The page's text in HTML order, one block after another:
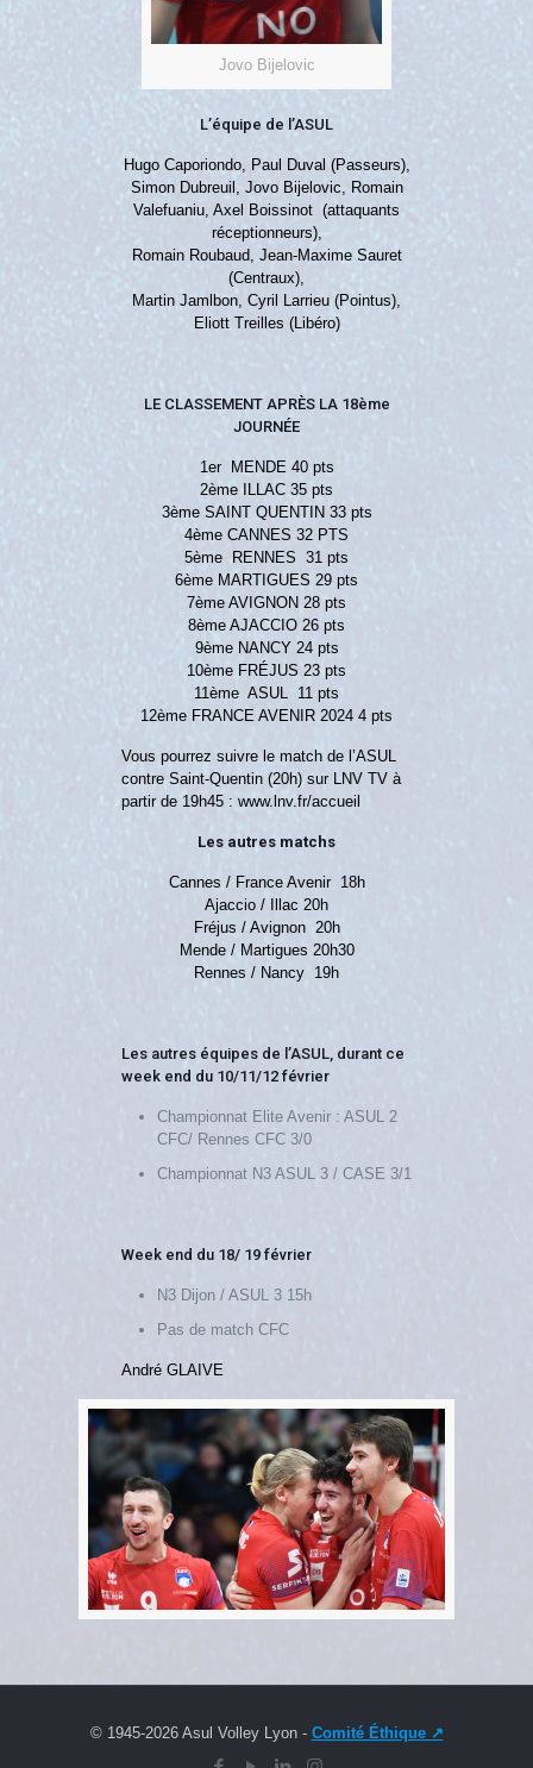
Jovo Bijelovic
L’équipe de l’ASUL
Hugo Caporiondo, Paul Duval (Passeurs),
Simon Dubreuil, Jovo Bijelovic, Romain
Valefuaniu, Axel Boissinot (attaquants
réceptionneurs),
Romain Roubaud, Jean-Maxime Sauret
(Centraux),
Martin Jamlbon, Cyril Larrieu (Pointus),
Eliott Treilles (Libéro)
LE CLASSEMENT APRÈS LA 18ème
JOURNÉE
1er MENDE 40 pts
2ème ILLAC 35 pts
3ème SAINT QUENTIN 33 pts
4ème CANNES 32 PTS
5ème RENNES 31 pts
6ème MARTIGUES 29 pts
7ème AVIGNON 28 pts
8ème AJACCIO 26 pts
9ème NANCY 24 pts
10ème FRÉJUS 23 pts
11ème ASUL 11 pts
12ème FRANCE AVENIR 2024 4 pts
Vous pourrez suivre le match de l’ASUL
contre Saint-Quentin (20h) sur LNV TV à
partir de 19h45 : www.lnv.fr/accueil
Les autres matchs
Cannes / France Avenir 18h
Ajaccio / Illac 20h
Fréjus / Avignon 20h
Mende / Martigues 20h30
Rennes / Nancy 19h
Les autres équipes de l’ASUL, durant ce
week end du 10/11/12 février
Championnat Elite Avenir : ASUL 2
CFC/ Rennes CFC 3/0
Championnat N3 ASUL 3 / CASE 3/1
Week end du 18/ 19 février
N3 Dijon / ASUL 3 15h
Pas de match CFC
André GLAIVE
© 1945-2026 Asul Volley Lyon - Comité Éthique ↗